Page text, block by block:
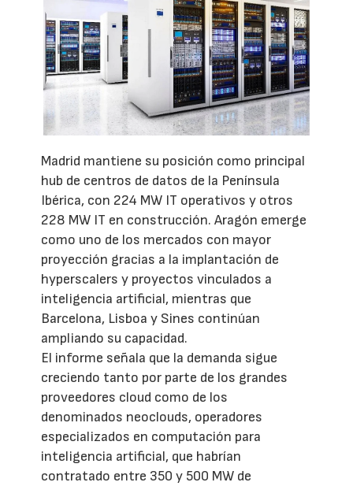
Madrid mantiene su posición como principal
hub de centros de datos de la Península
Ibérica, con 224 MW IT operativos y otros
228 MW IT en construcción. Aragón emerge
como uno de los mercados con mayor
proyección gracias a la implantación de
hyperscalers y proyectos vinculados a
inteligencia artificial, mientras que
Barcelona, Lisboa y Sines continúan
ampliando su capacidad.
El informe señala que la demanda sigue
creciendo tanto por parte de los grandes
proveedores cloud como de los
denominados neoclouds, operadores
especializados en computación para
inteligencia artificial, que habrían
contratado entre 350 y 500 MW de